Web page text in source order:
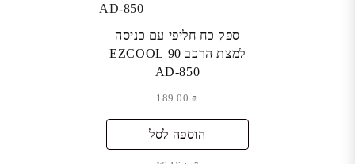
ספק כח חליפי עם כניסה
למצת הרכב 90 EZCOOL
AD-850
₪
הוספה לסל